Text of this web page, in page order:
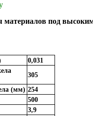
материалов под
0,031
305
(мм) 254
500
3,9